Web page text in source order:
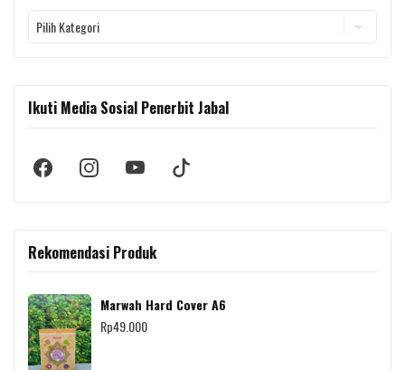
Kategori
Ikuti Media Sosial Penerbit Jabal
Rekomendasi Produk
Marwah Hard Cover A6
Rp49.000